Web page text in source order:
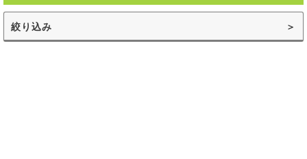
絞り込み